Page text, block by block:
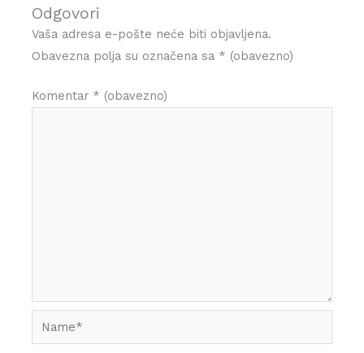
Odgovori
Vaša adresa e-pošte neće biti objavljena.
Obavezna polja su označena sa * (obavezno)
Komentar * (obavezno)
Name*